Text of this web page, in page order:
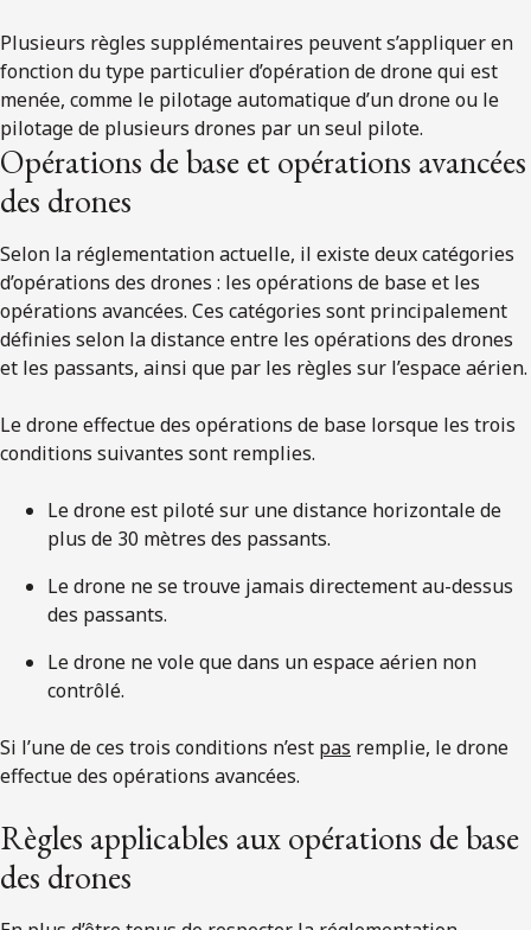
Plusieurs règles supplémentaires peuvent s’appliquer en
fonction du type particulier d’opération de drone qui est
menée, comme le pilotage automatique d’un drone ou le
pilotage de plusieurs drones par un seul pilote.
Opérations de base et opérations avancées
des drones
Selon la réglementation actuelle, il existe deux catégories
d’opérations des drones : les opérations de base et les
opérations avancées. Ces catégories sont principalement
définies selon la distance entre les opérations des drones
et les passants, ainsi que par les règles sur l’espace aérien.
Le drone effectue des opérations de base lorsque les trois
conditions suivantes sont remplies.
Le drone est piloté sur une distance horizontale de
plus de 30 mètres des passants.
Le drone ne se trouve jamais directement au-dessus
des passants.
Le drone ne vole que dans un espace aérien non
contrôlé.
Si l’une de ces trois conditions n’est pas remplie, le drone
effectue des opérations avancées.
Règles applicables aux opérations de base
des drones